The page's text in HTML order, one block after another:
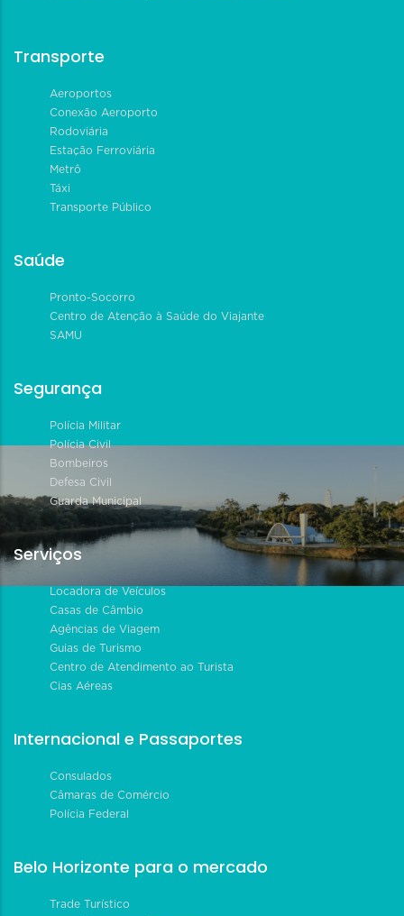
Transporte
Aeroportos
Conexão Aeroporto
Rodoviária
Estação Ferroviária
Metrô
Táxi
Transporte Público
Saúde
Pronto-Socorro
Centro de Atenção à Saúde do Viajante
SAMU
Segurança
Polícia Militar
Polícia Civil
Bombeiros
Defesa Civil
Guarda Municipal
Serviços
Locadora de Veículos
Casas de Câmbio
Agências de Viagem
Guias de Turismo
Centro de Atendimento ao Turista
Cias Aéreas
Internacional e Passaportes
Consulados
Câmaras de Comércio
Polícia Federal
Belo Horizonte para o mercado
Trade Turístico